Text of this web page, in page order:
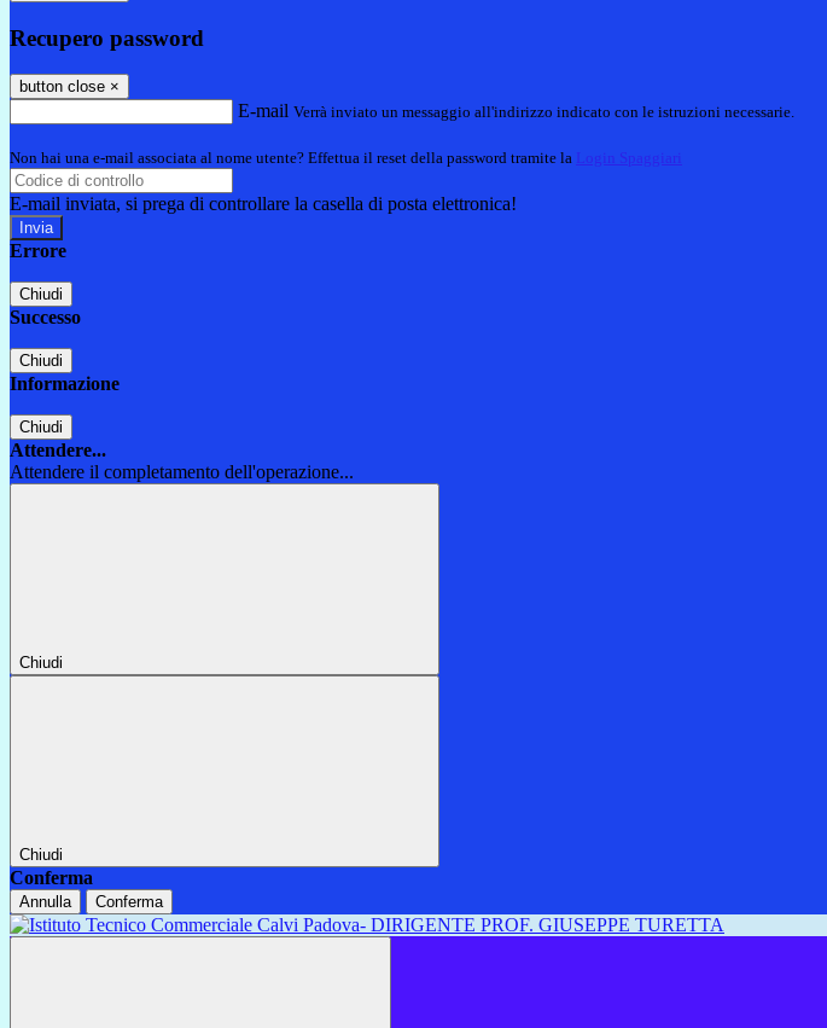
Recupero password
button close ×
E-mail Verrà inviato un messaggio all'indirizzo indicato con le istruzioni necessarie.
Non hai una e-mail associata al nome utente? Effettua il reset della password tramite la Login Spaggiari
E-mail inviata, si prega di controllare la casella di posta elettronica!
Errore
Chiudi
Successo
Chiudi
Informazione
Chiudi
Attendere...
Attendere il completamento dell'operazione...
Chiudi
Chiudi
Conferma
Annulla Conferma